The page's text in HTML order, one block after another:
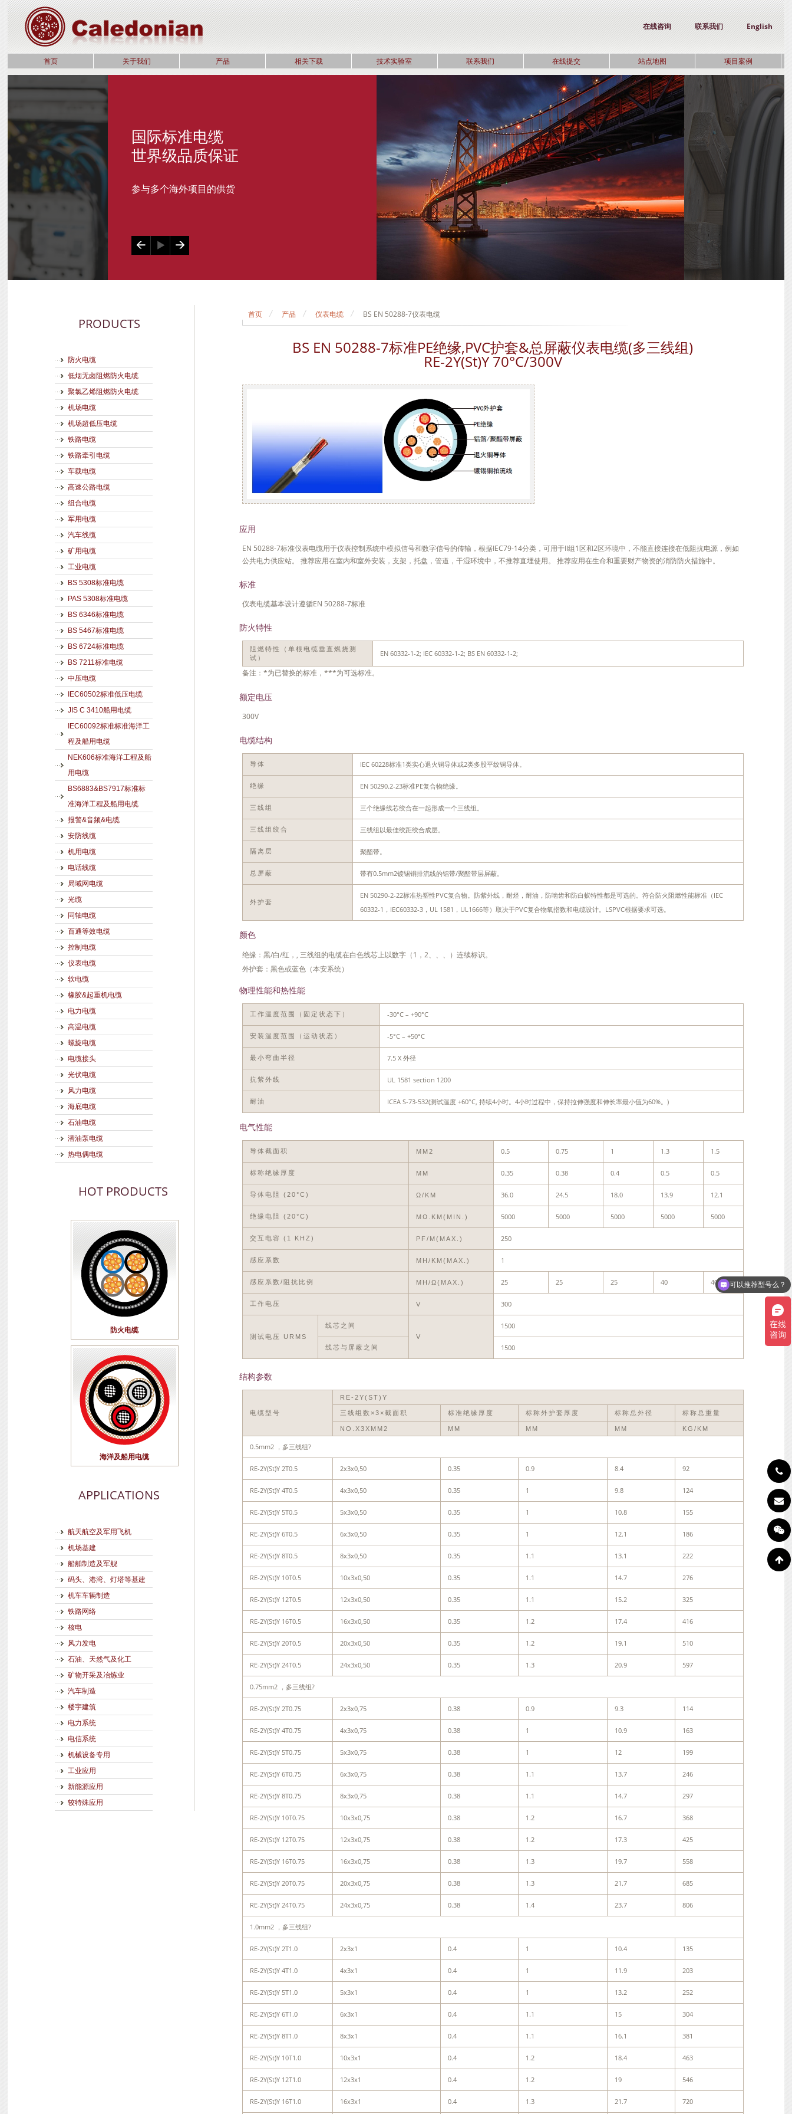
English
联系我们
在线咨询
首页 关于我们 产品 相关下载 技术实验室 联系我们 在线提交 站点地图 项目案例
国际标准电缆
世界级品质保证
参与多个海外项目的供货
PRODUCTS
防火电缆
低烟无卤阻燃防火电缆
聚氯乙烯阻燃防火电缆
机场电缆
机场超低压电缆
铁路电缆
铁路牵引电缆
车载电缆
高速公路电缆
组合电缆
军用电缆
汽车线缆
矿用电缆
工业电缆
BS 5308标准电缆
PAS 5308标准电缆
BS 6346标准电缆
BS 5467标准电缆
BS 6724标准电缆
BS 7211标准电缆
中压电缆
IEC60502标准低压电缆
JIS C 3410船用电缆
IEC60092标准标准海洋工
程及船用电缆
NEK606标准海洋工程及船
用电缆
BS6883&BS7917标准标
准海洋工程及船用电缆
报警&音频&电缆
安防线缆
机用电缆
电话线缆
局域网电缆
光缆
同轴电缆
百通等效电缆
控制电缆
仪表电缆
软电缆
橡胶&起重机电缆
电力电缆
高温电缆
螺旋电缆
电缆接头
光伏电缆
风力电缆
海底电缆
石油电缆
潜油泵电缆
热电偶电缆
HOT PRODUCTS
防火电缆
海洋及船用电缆
APPLICATIONS
航天航空及军用飞机
机场基建
船舶制造及军舰
码头、港湾、灯塔等基建
机车车辆制造
铁路网络
核电
风力发电
石油、天然气及化工
矿物开采及冶炼业
汽车制造
楼宇建筑
电力系统
电信系统
机械设备专用
工业应用
新能源应用
较特殊应用
首页 产品 仪表电缆 BS EN 50288-7仪表电缆
BS EN 50288-7标准PE绝缘,PVC护套&总屏蔽仪表电缆(多三线组)
RE-2Y(St)Y 70°C/300V
应用
EN 50288-7标准仪表电缆用于仪表控制系统中模拟信号和数字信号的传输，根据IEC79-14分类，可用于II组1区和2区环境中，不能直接连接在低阻抗电源，例如
公共电力供应站。 推荐应用在室内和室外安装，支架，托盘，管道，干湿环境中，不推荐直埋使用。 推荐应用在生命和重要财产物资的消防防火措施中。
标准
仪表电缆基本设计遵循EN 50288-7标准
防火特性
阻燃特性（单根电缆垂直燃烧测
试）
EN 60332-1-2; IEC 60332-1-2; BS EN 60332-1-2;
备注：*为已替换的标准，***为可选标准。
额定电压
300V
电缆结构
导体 IEC 60228标准1类实心退火铜导体或2类多股平纹铜导体。
绝缘 EN 50290.2-23标准PE复合物绝缘。
三线组 三个绝缘线芯绞合在一起形成一个三线组。
三线组绞合 三线组以最佳绞距绞合成层。
隔离层 聚酯带。
总屏蔽 带有0.5mm2镀锡铜排流线的铝带/聚酯带层屏蔽。
外护套
EN 50290-2-22标准热塑性PVC复合物。防紫外线，耐烃，耐油，防啮齿和防白蚁特性都是可选的。符合防火阻燃性能标准（IEC
60332-1，IEC60332-3，UL 1581，UL1666等）取决于PVC复合物氧指数和电缆设计。LSPVC根据要求可选。
颜色
绝缘：黑/白/红，, 三线组的电缆在白色线芯上以数字（1，2、、、）连续标识。
外护套：黑色或蓝色（本安系统）
物理性能和热性能
工作温度范围（固定状态下） -30°C – +90°C
安装温度范围（运动状态） -5°C – +50°C
最小弯曲半径 7.5 X 外径
抗紫外线 UL 1581 section 1200
耐油 ICEA S-73-532(测试温度 +60°C, 持续4小时。4小时过程中，保持拉伸强度和伸长率最小值为60%。)
电气性能
导体截面积 MM2 0.5 0.75 1 1.3 1.5
标称绝缘厚度 MM 0.35 0.38 0.4 0.5 0.5
导体电阻 (20°C) Ω/KM 36.0 24.5 18.0 13.9 12.1
绝缘电阻 (20°C) MΩ.KM(MIN.) 5000 5000 5000 5000 5000
交互电容 (1 KHZ) PF/M(MAX.) 250
感应系数 MH/KM(MAX.) 1
感应系数/阻抗比例 ΜH/Ω(MAX.) 25 25 25 40 40
工作电压 V 300
测试电压 URMS
线芯之间
V
1500
线芯与屏蔽之间 1500
结构参数
电缆型号
RE-2Y(ST)Y
三线组数×3×截面积 标准绝缘厚度 标称外护套厚度 标称总外径 标称总重量
NO.X3XMM2 MM MM MM KG/KM
0.5mm2 ，多三线组?
RE-2Y(St)Y 2T0.5 2x3x0,50 0.35 0.9 8.4 92
RE-2Y(St)Y 4T0.5 4x3x0,50 0.35 1 9.8 124
RE-2Y(St)Y 5T0.5 5x3x0,50 0.35 1 10.8 155
RE-2Y(St)Y 6T0.5 6x3x0,50 0.35 1 12.1 186
RE-2Y(St)Y 8T0.5 8x3x0,50 0.35 1.1 13.1 222
RE-2Y(St)Y 10T0.5 10x3x0,50 0.35 1.1 14.7 276
RE-2Y(St)Y 12T0.5 12x3x0,50 0.35 1.1 15.2 325
RE-2Y(St)Y 16T0.5 16x3x0,50 0.35 1.2 17.4 416
RE-2Y(St)Y 20T0.5 20x3x0,50 0.35 1.2 19.1 510
RE-2Y(St)Y 24T0.5 24x3x0,50 0.35 1.3 20.9 597
0.75mm2 ，多三线组?
RE-2Y(St)Y 2T0.75 2x3x0,75 0.38 0.9 9.3 114
RE-2Y(St)Y 4T0.75 4x3x0,75 0.38 1 10.9 163
RE-2Y(St)Y 5T0.75 5x3x0,75 0.38 1 12 199
RE-2Y(St)Y 6T0.75 6x3x0,75 0.38 1.1 13.7 246
RE-2Y(St)Y 8T0.75 8x3x0,75 0.38 1.1 14.7 297
RE-2Y(St)Y 10T0.75 10x3x0,75 0.38 1.2 16.7 368
RE-2Y(St)Y 12T0.75 12x3x0,75 0.38 1.2 17.3 425
RE-2Y(St)Y 16T0.75 16x3x0,75 0.38 1.3 19.7 558
RE-2Y(St)Y 20T0.75 20x3x0,75 0.38 1.3 21.7 685
RE-2Y(St)Y 24T0.75 24x3x0,75 0.38 1.4 23.7 806
1.0mm2 ，多三线组?
RE-2Y(St)Y 2T1.0 2x3x1 0.4 1 10.4 135
RE-2Y(St)Y 4T1.0 4x3x1 0.4 1 11.9 203
RE-2Y(St)Y 5T1.0 5x3x1 0.4 1 13.2 252
RE-2Y(St)Y 6T1.0 6x3x1 0.4 1.1 15 304
RE-2Y(St)Y 8T1.0 8x3x1 0.4 1.1 16.1 381
RE-2Y(St)Y 10T1.0 10x3x1 0.4 1.2 18.4 463
RE-2Y(St)Y 12T1.0 12x3x1 0.4 1.2 19 546
RE-2Y(St)Y 16T1.0 16x3x1 0.4 1.3 21.7 720
可以介绍下你们的产品么？